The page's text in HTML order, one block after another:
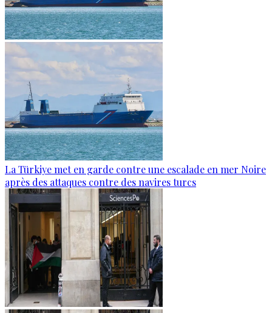
La Türkiye met en garde contre une escalade en mer Noire
après des attaques contre des navires turcs